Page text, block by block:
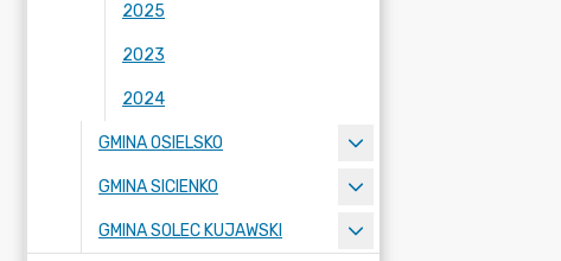
2025
2023
2024
GMINA OSIELSKO
GMINA SICIENKO
GMINA SOLEC KUJAWSKI